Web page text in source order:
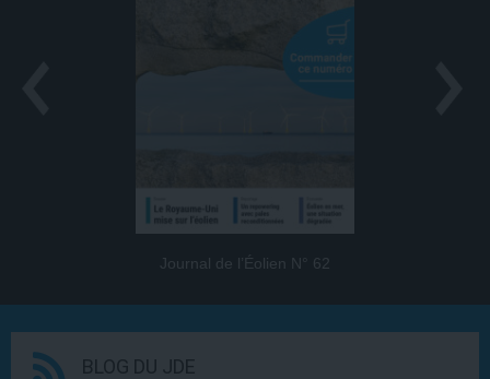
Journal de l’Éolien N° 62
BLOG DU JDE